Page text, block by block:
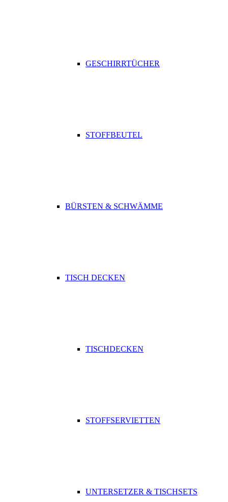
GESCHIRRTÜCHER
STOFFBEUTEL
BÜRSTEN & SCHWÄMME
TISCH DECKEN
TISCHDECKEN
STOFFSERVIETTEN
UNTERSETZER & TISCHSETS